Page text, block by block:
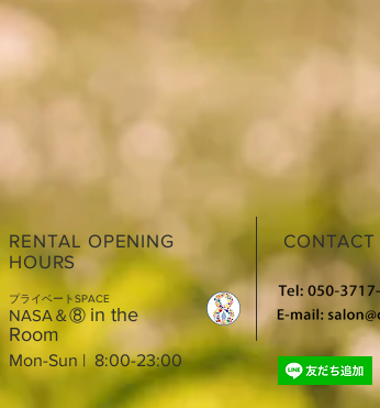
RENTAL OPENING
HOURS
プライベートSPACE
NASA＆⑧ in the
Room
Mon-Sun | 8:00-23:00
CONTACT